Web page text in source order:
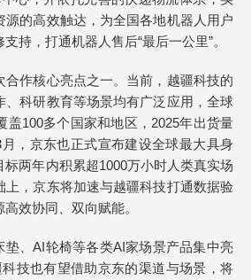
源的高效触达，为全国各地机器人用户
持，打通机器人售后“最后一公里”。
合作核心亮点之一。当前，越疆科技的
、科研教育等场景均有广泛应用，全球
盖100多个国家和地区，2025年出货量
，京东也正式宣布建设全球最大具身
两年内积累超1000万小时人类真实场
上，京东将加速与越疆科技打通数据验
效协同、双向赋能。
垫、AI轮椅等各类AI家场景产品集中亮
技也有望借助京东的渠道与场景，将